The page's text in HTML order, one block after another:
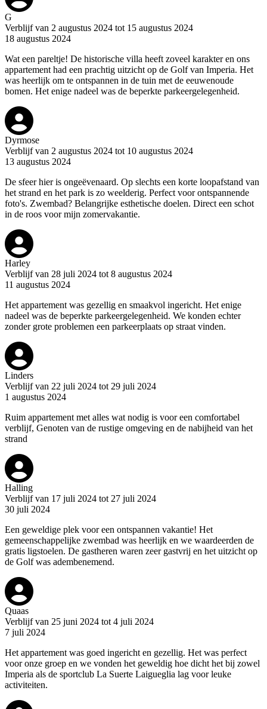
G
Verblijf van 2 augustus 2024 tot 15 augustus 2024
18 augustus 2024
Wat een pareltje! De historische villa heeft zoveel karakter en ons
appartement had een prachtig uitzicht op de Golf van Imperia. Het
was heerlijk om te ontspannen in de tuin met de eeuwenoude
bomen. Het enige nadeel was de beperkte parkeergelegenheid.
Dyrmose
Verblijf van 2 augustus 2024 tot 10 augustus 2024
13 augustus 2024
De sfeer hier is ongeëvenaard. Op slechts een korte loopafstand van
het strand en het park is zo weelderig. Perfect voor ontspannende
foto's. Zwembad? Belangrijke esthetische doelen. Direct een schot
in de roos voor mijn zomervakantie.
Harley
Verblijf van 28 juli 2024 tot 8 augustus 2024
11 augustus 2024
Het appartement was gezellig en smaakvol ingericht. Het enige
nadeel was de beperkte parkeergelegenheid. We konden echter
zonder grote problemen een parkeerplaats op straat vinden.
Linders
Verblijf van 22 juli 2024 tot 29 juli 2024
1 augustus 2024
Ruim appartement met alles wat nodig is voor een comfortabel
verblijf, Genoten van de rustige omgeving en de nabijheid van het
strand
Halling
Verblijf van 17 juli 2024 tot 27 juli 2024
30 juli 2024
Een geweldige plek voor een ontspannen vakantie! Het
gemeenschappelijke zwembad was heerlijk en we waardeerden de
gratis ligstoelen. De gastheren waren zeer gastvrij en het uitzicht op
de Golf was adembenemend.
Quaas
Verblijf van 25 juni 2024 tot 4 juli 2024
7 juli 2024
Het appartement was goed ingericht en gezellig. Het was perfect
voor onze groep en we vonden het geweldig hoe dicht het bij zowel
Imperia als de sportclub La Suerte Laigueglia lag voor leuke
activiteiten.